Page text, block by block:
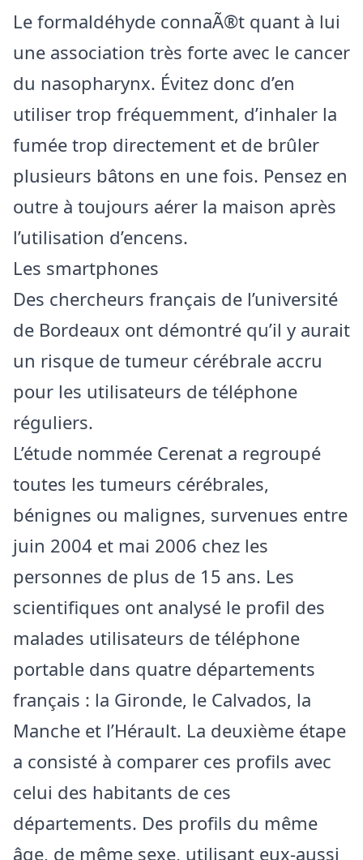
Le formaldéhyde connaÃ®t quant à lui
une association très forte avec le cancer
du nasopharynx. Évitez donc d’en
utiliser trop fréquemment, d’inhaler la
fumée trop directement et de brûler
plusieurs bâtons en une fois. Pensez en
outre à toujours aérer la maison après
l’utilisation d’encens.
Les smartphones
Des chercheurs français de l’université
de Bordeaux ont démontré qu’il y aurait
un risque de tumeur cérébrale accru
pour les utilisateurs de téléphone
réguliers.
L’étude nommée Cerenat a regroupé
toutes les tumeurs cérébrales,
bénignes ou malignes, survenues entre
juin 2004 et mai 2006 chez les
personnes de plus de 15 ans. Les
scientifiques ont analysé le profil des
malades utilisateurs de téléphone
portable dans quatre départements
français : la Gironde, le Calvados, la
Manche et l’Hérault. La deuxième étape
a consisté à comparer ces profils avec
celui des habitants de ces
départements. Des profils du même
âge, de même sexe, utilisant eux-aussi